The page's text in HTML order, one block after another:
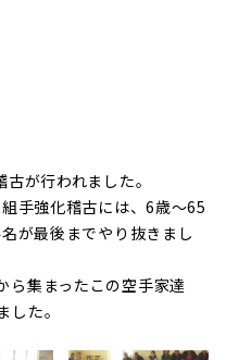
が行われました。
手強化稽古には、6歳～65
が最後までやり抜きまし
ら集まったこの空手家達
た。